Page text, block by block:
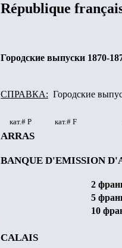
République
Городские выпуски 1870-
СПРАВКА: Городские
кат.# Р кат.# F
ARRAS
BANQUE D'EMISSION
2
5
10
CALAIS